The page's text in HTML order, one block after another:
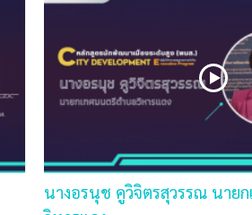
นางอรนุช คูวิจิตรสุวรรณ นาย